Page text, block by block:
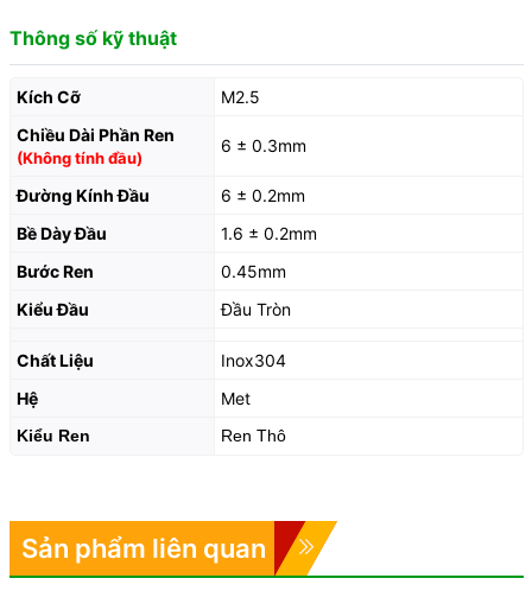
Thông số kỹ thuật
Kích Cỡ
M2.5
Chiều Dài Phần Ren
(Không tính đầu)
6 ± 0.3mm
Đường Kính Đầu
6 ± 0.2mm
Bề Dày Đầu
1.6 ± 0.2mm
Bước Ren
0.45mm
Kiểu Đầu
Đầu Tròn
Chất Liệu
Inox304
Hệ
Met
Kiểu Ren Ren Thô
Sản phẩm liên quan